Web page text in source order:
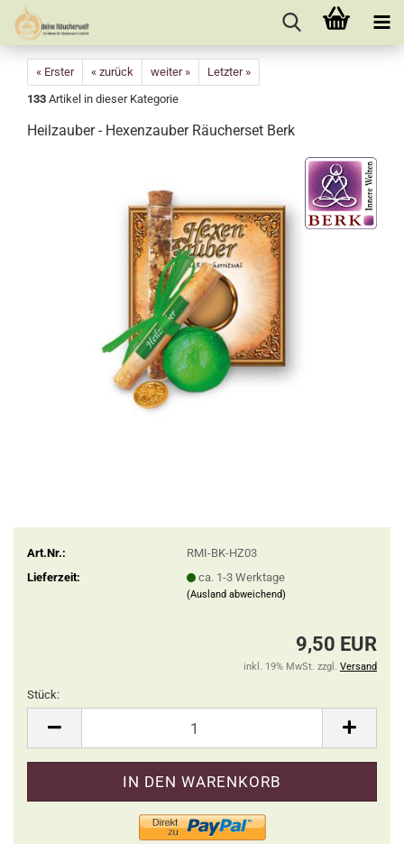
« Erster « zurück weiter »
Letzter »
133 Artikel in dieser Kategorie
Heilzauber - Hexenzauber Räucherset Berk
Art.Nr.:
RMI-BK-HZ03
Lieferzeit:
ca. 1-3 Werktage
(Ausland abweichend)
9,50 EUR
inkl. 19% MwSt. zzgl. Versand
Stück: